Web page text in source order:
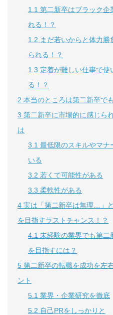
1.1 第二新卒はブラック企
れる！？
1.2 まだ若いからと体力勝
られる！？
1.3 定着が難しい仕事で使
る！？
2 本当のところは第二新卒で
3 第二新卒に市場的に感じら
は
3.1 最低限のスキルやマナ
いる
3.2 若くて可能性がある
3.3 柔軟性がある
4 実は「第二新卒は無理…」
を目指すラストチャンス！？
4.1 未経験の業界でも第二
を目指すには？
5 第二新卒の転職を成功を左
ント
5.1 業界・企業研究を徹底
5.2 自己PRをしっかりと